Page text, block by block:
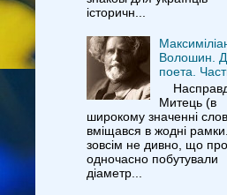
історичн...
Волошин.
поета.
Митець (в
широкому значенні
вміщався в жодні
зовсім не дивно, що
одночасно побутували
діаметр...